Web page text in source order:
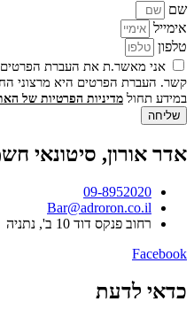
שם
אימייל
טלפון
אני מאשר.ת את העברת הפרטים
קשר. העברת הפרטים היא מרצוני
במידע תחול מדיניות הפרטיות של
שליחה
אדר אורון, סיטונאי
09-8952020
Bar@adroron.co.il
רחוב פנקס דוד 10 ב', נתניה
Facebook
כדאי לדעת